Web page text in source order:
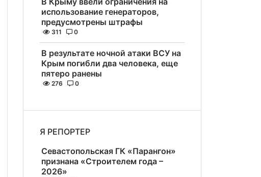
использование генераторов,
предусмотрены штрафы
311 0
В результате ночной атаки ВСУ на
Крым погибли два человека, еще
пятеро ранены
276 0
Я РЕПОРТЕР
Севастопольская ГК «Парангон»
признана «Строителем года –
2026»